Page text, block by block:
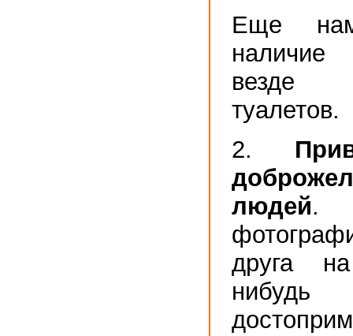
Еще нам
везде
туалетов.
2.
людей.
друга
нибудь